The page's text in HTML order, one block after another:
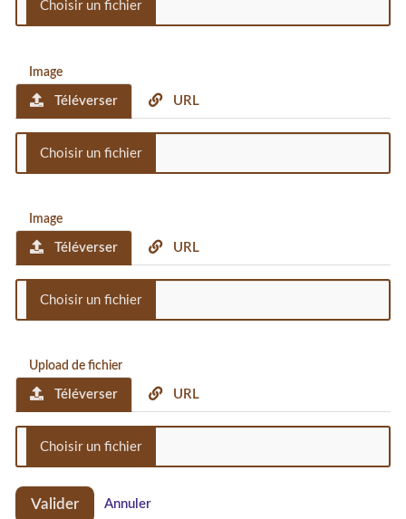
Image
Téléverser URL
Image
Téléverser URL
Upload de fichier
Téléverser URL
Valider Annuler